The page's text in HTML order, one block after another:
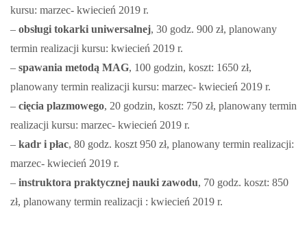
kursu: marzec- kwiecień 2019 r.
– obsługi tokarki uniwersalnej, 30 godz. 900 zł, planowany
termin realizacji kursu: kwiecień 2019 r.
– spawania metodą MAG, 100 godzin, koszt: 1650 zł,
planowany termin realizacji kursu: marzec- kwiecień 2019 r.
– cięcia plazmowego, 20 godzin, koszt: 750 zł, planowany termin
realizacji kursu: marzec- kwiecień 2019 r.
– kadr i płac, 80 godz. koszt 950 zł, planowany termin realizacji:
marzec- kwiecień 2019 r.
– instruktora praktycznej nauki zawodu, 70 godz. koszt: 850
zł, planowany termin realizacji : kwiecień 2019 r.